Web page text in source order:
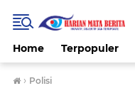
Home Terpopuler
› Polisi